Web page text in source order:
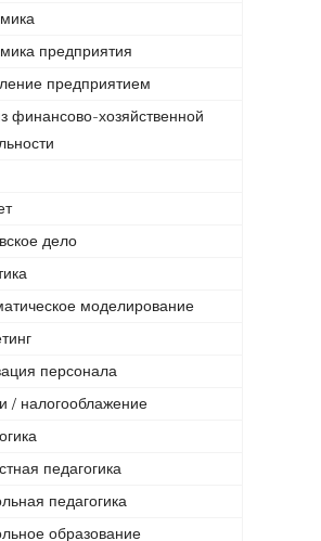
предприятия
предприятием
финансово-хозяйственной
дело
моделирование
персонала
/ налогооблажение
педагогика
педагогика
образование